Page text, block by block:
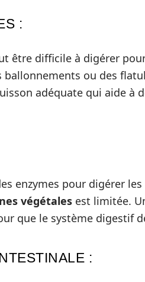
:
être difficile à digérer
ballonnements ou des
adéquate qui aide à
enzymes pour digérer les
végétales est limitée.
que le système digestif
: